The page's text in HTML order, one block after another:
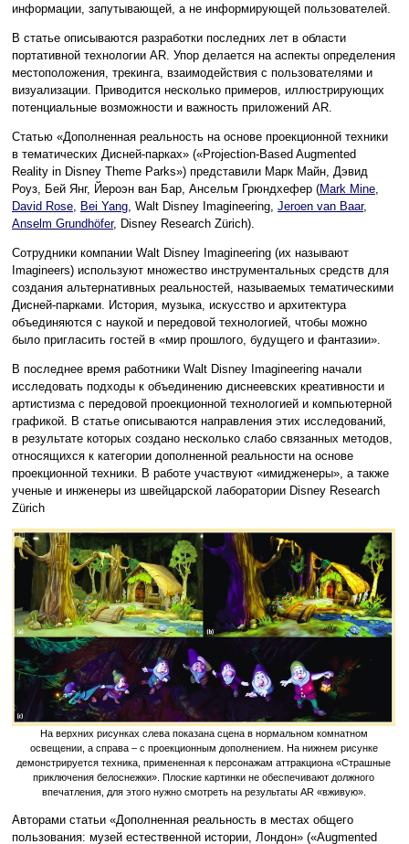
информации, запутывающей, а не информирующей пользователей.
В статье описываются разработки последних лет в области
портативной технологии AR. Упор делается на аспекты определения
местоположения, трекинга, взаимодействия с пользователями и
визуализации. Приводится несколько примеров, иллюстрирующих
потенциальные возможности и важность приложений AR.
Статью «Дополненная реальность на основе проекционной техники
в тематических Дисней-парках» («Projection-Based Augmented
Reality in Disney Theme Parks») представили Марк Майн, Дэвид
Роуз, Бей Янг, Йероэн ван Бар, Ансельм Грюндхефер (Mark Mine,
David Rose, Bei Yang, Walt Disney Imagineering, Jeroen van Baar,
Anselm Grundhöfer, Disney Research Zürich).
Сотрудники компании Walt Disney Imagineering (их называют
Imagineers) используют множество инструментальных средств для
создания альтернативных реальностей, называемых тематическими
Дисней-парками. История, музыка, искусство и архитектура
объединяются с наукой и передовой технологией, чтобы можно
было пригласить гостей в «мир прошлого, будущего и фантазии».
В последнее время работники Walt Disney Imagineering начали
исследовать подходы к объединению диснеевских креативности и
артистизма с передовой проекционной технологией и компьютерной
графикой. В статье описываются направления этих исследований,
в результате которых создано несколько слабо связанных методов,
относящихся к категории дополненной реальности на основе
проекционной техники. В работе участвуют «имидженеры», а также
ученые и инженеры из швейцарской лаборатории Disney Research
Zürich
На верхних рисунках слева показана сцена в нормальном комнатном
освещении, а справа – с проекционным дополнением. На нижнем рисунке
демонстрируется техника, примененная к персонажам аттракциона «Страшные
приключения белоснежки». Плоские картинки не обеспечивают должного
впечатления, для этого нужно смотреть на результаты AR «вживую».
Авторами статьи «Дополненная реальность в местах общего
пользования: музей естественной истории, Лондон» («Augmented